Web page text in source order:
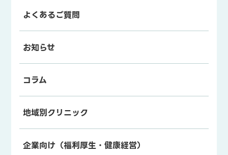
よくあるご質問
お知らせ
コラム
地域別クリニック
企業向け（福利厚生・健康経営）